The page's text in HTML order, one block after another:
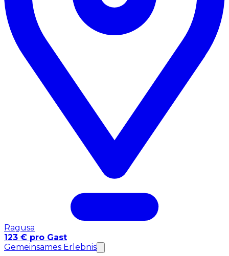
Ragusa
123 € pro Gast
Gemeinsames Erlebnis